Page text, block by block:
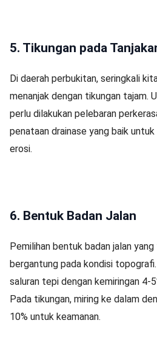
5. Tikungan pada
Di daerah perbukitan, seringkali
menanjak dengan tikungan tajam.
perlu dilakukan pelebaran
penataan drainase yang baik
erosi.
6. Bentuk Badan Jalan
Pemilihan bentuk badan jalan
bergantung pada kondisi
saluran tepi dengan kemiringan 4-
Pada tikungan, miring ke dalam
10% untuk keamanan.